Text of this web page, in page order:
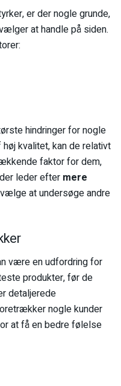
er der nogle grunde,
at handle på siden.
hindringer for nogle
kvalitet, kan de relativt
faktor for dem,
leder efter mere
at undersøge andre
være en udfordring for
produkter, før de
detaljerede
nogle kunder
at få en bedre følelse